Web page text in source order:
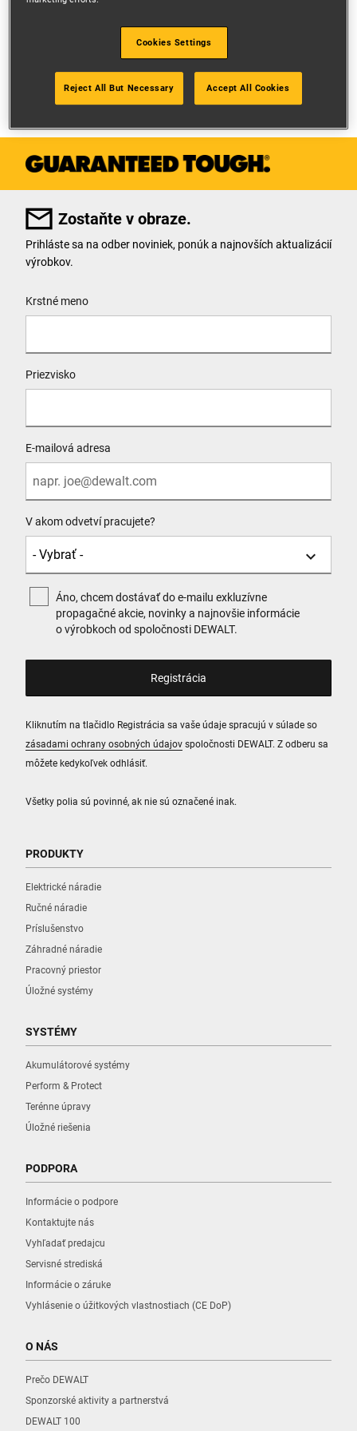
North America
South America
Zostaňte v obraze.
Všetky polia sú povinné, ak nie sú označené inak.
Prihláste sa na odber noviniek, ponúk a najnovších aktualizácií
výrobkov.
Krstné meno
Priezvisko
E-mailová adresa
V akom odvetví pracujete?
Áno, chcem dostávať do e-mailu exkluzívne
propagačné akcie, novinky a najnovšie informácie
o výrobkoch od spoločnosti DEWALT.
Kliknutím na tlačidlo Registrácia sa vaše údaje spracujú v súlade so
zásadami ochrany osobných údajov spoločnosti DEWALT. Z odberu sa
môžete kedykoľvek odhlásiť.
PRODUKTY
Elektrické náradie
Ručné náradie
Príslušenstvo
Záhradné náradie
Pracovný priestor
Úložné systémy
SYSTÉMY
Akumulátorové systémy
Perform & Protect
Terénne úpravy
Úložné riešenia
PODPORA
Informácie o podpore
Kontaktujte nás
Vyhľadať predajcu
Servisné strediská
Informácie o záruke
Vyhlásenie o úžitkových vlastnostiach (CE DoP)
O NÁS
Prečo DEWALT
Sponzorské aktivity a partnerstvá
DEWALT 100
Cookies Settings
Reject All But Necessary Accept All Cookies